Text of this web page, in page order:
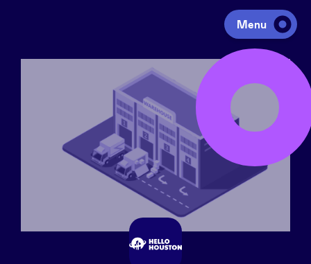
Menu
Investir
Lever des fonds
Portfolio
Agenda